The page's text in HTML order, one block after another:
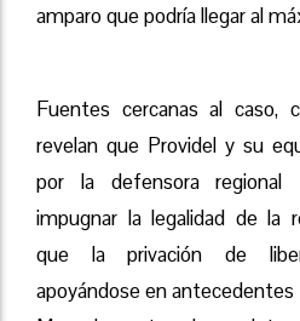
amparo que podría llegar al
Fuentes cercanas al caso,
revelan que Providel y su
por la defensora regional
impugnar la legalidad de la
que la privación de
apoyándose en antecedentes